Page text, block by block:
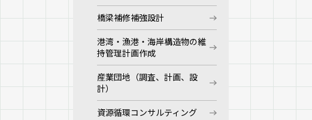
橋梁補修補強設計
港湾・漁港・海岸構造物の維
持管理計画作成
産業団地（調査、計画、設
計）
資源循環コンサルティング